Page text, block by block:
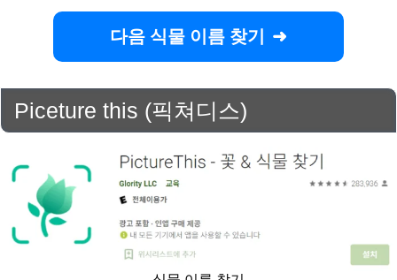
다음 식물 이름 찾기
Piceture this (픽쳐디스)